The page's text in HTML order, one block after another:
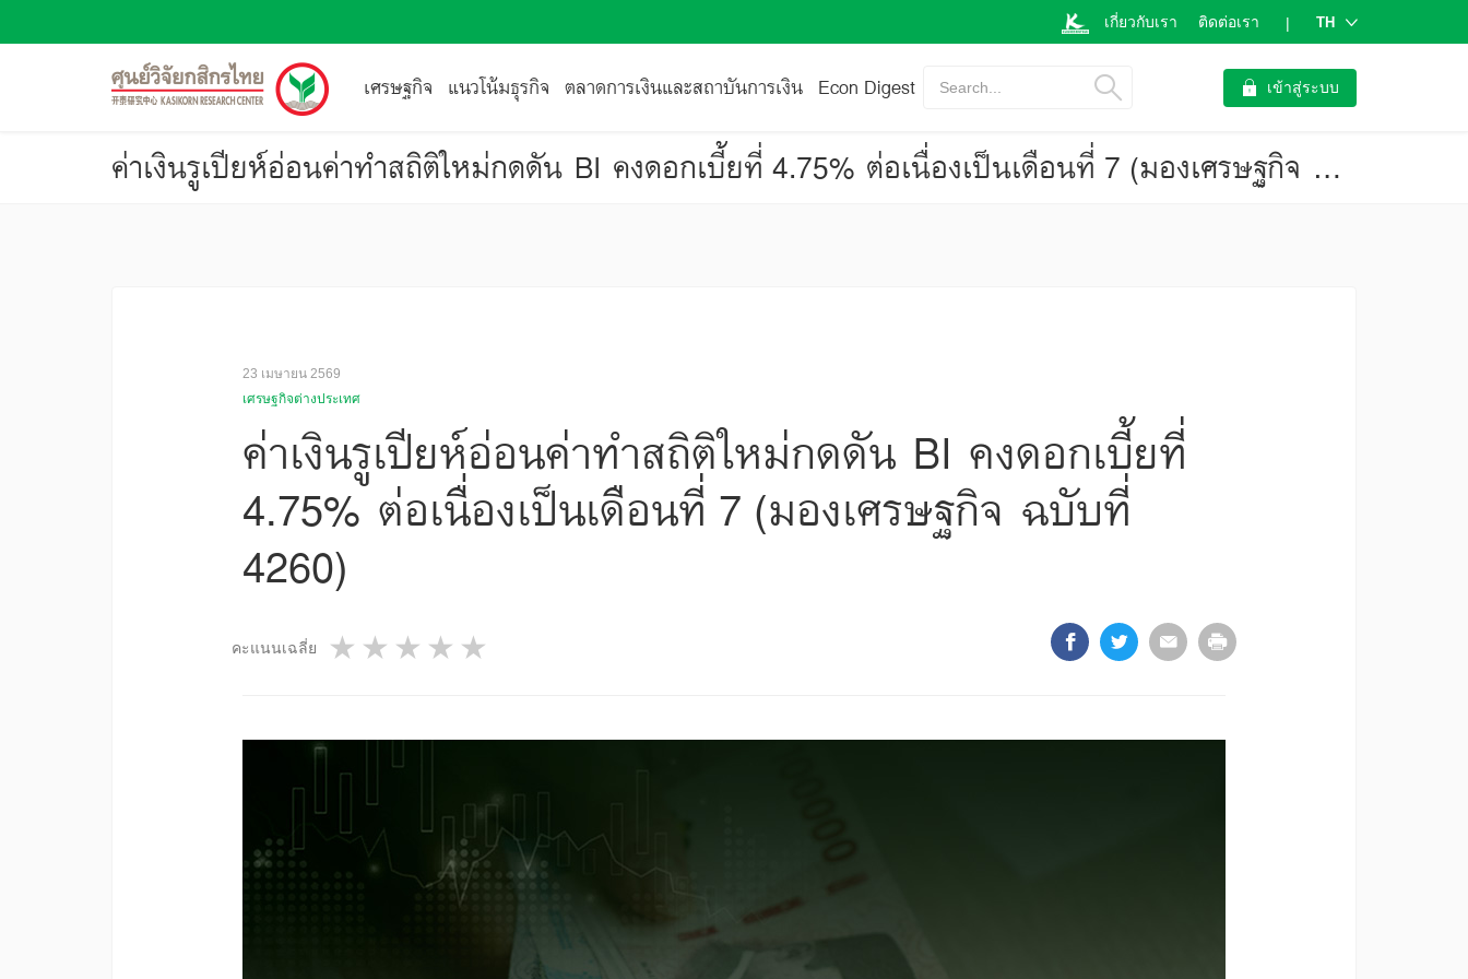
เกี่ยวกับเรา ติดต่อเรา | TH
เศรษฐกิจ แนวโน้มธุรกิจ ตลาดการเงินและสถาบันการเงิน Econ Digest Search... เข้าสู่ระบบ
ค่าเงินรูเปียห์อ่อนค่าทำสถิติใหม่กดดัน BI คงดอกเบี้ยที่ 4.75% ต่อเนื่องเป็นเดือนที่ 7 (มองเศรษฐกิจ ฉบับที่ 4260)
23 เมษายน 2569
เศรษฐกิจต่างประเทศ
ค่าเงินรูเปียห์อ่อนค่าทำสถิติใหม่กดดัน BI คงดอกเบี้ยที่
4.75% ต่อเนื่องเป็นเดือนที่ 7 (มองเศรษฐกิจ ฉบับที่
4260)
คะแนนเฉลี่ย 4 stars
3 stars
2 stars
1 star